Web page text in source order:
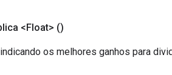
<Float> ()
os melhores ganhos para